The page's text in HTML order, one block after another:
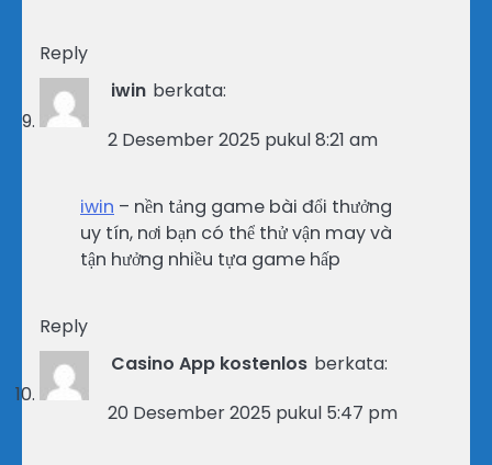
Reply
iwin berkata:
2 Desember 2025 pukul 8:21 am
iwin – nền tảng game bài đổi thưởng
uy tín, nơi bạn có thể thử vận may và
tận hưởng nhiều tựa game hấp
Reply
Casino App kostenlos berkata:
20 Desember 2025 pukul 5:47 pm